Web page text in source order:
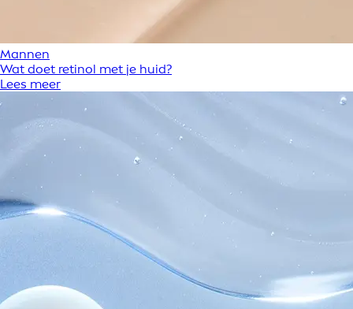
Mannen
Wat doet retinol met je huid?
Lees meer